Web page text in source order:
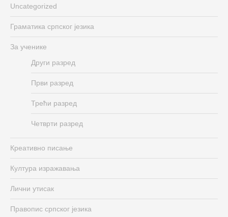
Uncategorized
Граматика српског језика
За ученике
Други разред
Први разред
Трећи разред
Четврти разред
Креативно писање
Култура изражавања
Лични утисак
Правопис српског језика